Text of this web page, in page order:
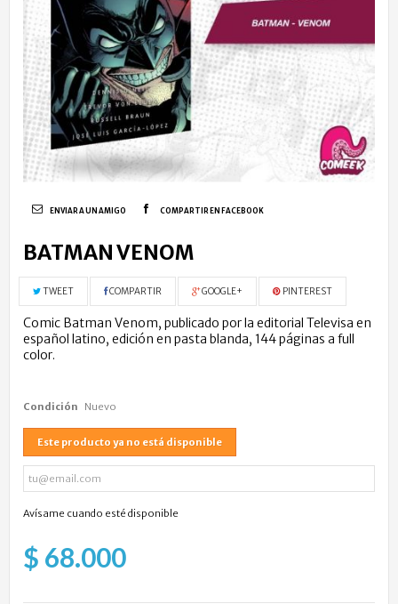
ENVIAR A UN AMIGO COMPARTIR EN FACEBOOK
BATMAN VENOM
TWEET COMPARTIR GOOGLE+ PINTEREST
Comic Batman Venom, publicado por la editorial Televisa en
español latino, edición en pasta blanda, 144 páginas a full
color.
Condición Nuevo
Este producto ya no está disponible
Avísame cuando esté disponible
$ 68.000